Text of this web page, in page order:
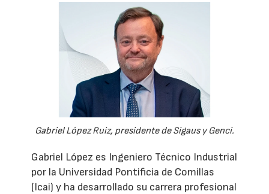
Gabriel López Ruiz, presidente de Sigaus y Genci.
Gabriel López es Ingeniero Técnico Industrial
por la Universidad Pontificia de Comillas
(Icai) y ha desarrollado su carrera profesional